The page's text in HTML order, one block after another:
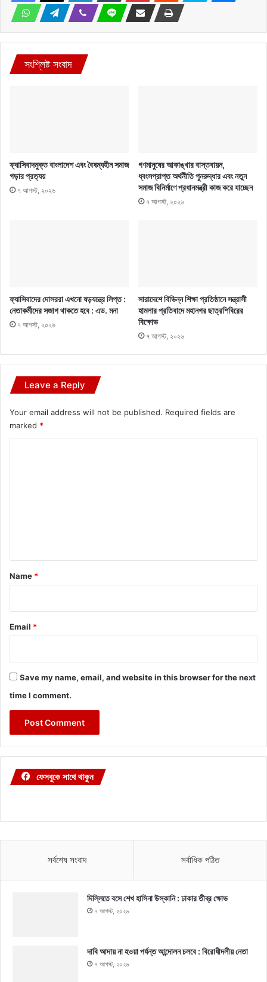
সংশ্লিষ্ট সংবাদ
ফ্যাসিবাদমুক্ত বাংলাদেশ এবং বৈষম্যহীন সমাজ
গড়ার প্রত্যয়
৭ আগস্ট, ২০২৬
গণমানুষের আকাঙ্খার বাস্তবায়ন,
ধ্বংসপ্রাপ্ত অর্থনীতি পুনরুদ্ধার এবং নতুন
সমাজ বিনির্মাণে প্রধানমন্ত্রী কাজ করে যাচ্ছেন
৭ আগস্ট, ২০২৬
ফ্যাসিবাদের দোসররা এখনো ষড়যন্ত্রে লিপ্ত :
নেতাকর্মীদের সজাগ থাকতে হবে : এড. মনা
৭ আগস্ট, ২০২৬
সারাদেশে বিভিন্ন শিক্ষা প্রতিষ্ঠানে সন্ত্রাসী
হামলার প্রতিবাদে মহানগর ছাত্রশিবিরের
বিক্ষোভ
৭ আগস্ট, ২০২৬
Leave a Reply
Your email address will not be published. Required fields are
marked *
*
Name *
Email *
Save my name, email, and website in this browser for the next
time I comment.
ফেসবুকে সাথে থাকুন
সর্বশেষ সংবাদ সর্বাধিক পঠিত
দিল্লিতে বসে শেখ হাসিনা উস্কানি : ঢাকার তীব্র ক্ষোভ
৭ আগস্ট, ২০২৬
দাবি আদায় না হওয়া পর্যন্ত আন্দোলন চলবে : বিরোধীদলীয় নেতা
৭ আগস্ট, ২০২৬